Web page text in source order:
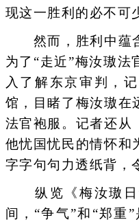
现这一胜利的必不可
然而，胜利中蕴含
为了“走近”梅汝璈法
入了解东京审判，
馆，目睹了梅汝璈在
法官袍服。记者还从
他忧国忧民的情怀和
字字句句力透纸背，
纵览《梅汝璈日
间，“争气”和“郑